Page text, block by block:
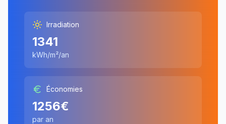
Irradiation
1341
kWh/m²/an
Économies
1256€
par an